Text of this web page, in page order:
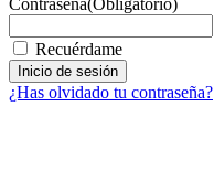
Contraseña(Obligatorio)
Recuérdame
¿Has olvidado tu contraseña?